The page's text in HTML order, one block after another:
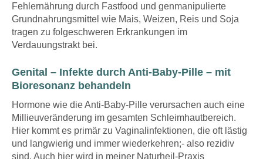
Fehlernährung durch Fastfood und genmanipulierte
Grundnahrungsmittel wie Mais, Weizen, Reis und Soja
tragen zu folgeschweren Erkrankungen im
Verdauungstrakt bei.
Genital – Infekte durch Anti-Baby-Pille – mit
Bioresonanz behandeln
Hormone wie die Anti-Baby-Pille verursachen auch eine
Millieuveränderung im gesamten Schleimhautbereich.
Hier kommt es primär zu Vaginalinfektionen, die oft lästig
und langwierig und immer wiederkehren;- also rezidiv
sind. Auch hier wird in meiner Naturheil-Praxis